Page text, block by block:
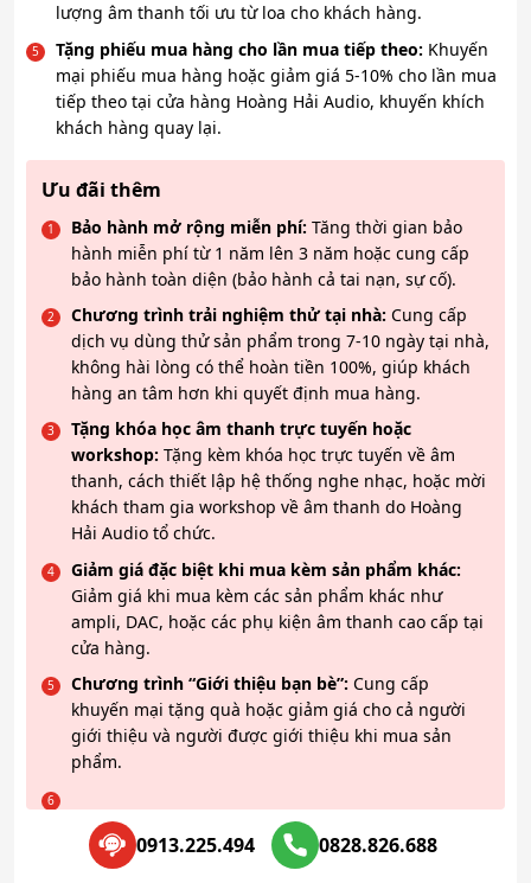
lượng âm thanh tối ưu từ loa cho khách hàng.
Tặng phiếu mua hàng cho lần mua tiếp theo: Khuyến
mại phiếu mua hàng hoặc giảm giá 5-10% cho lần mua
tiếp theo tại cửa hàng Hoàng Hải Audio, khuyến khích
khách hàng quay lại.
Ưu đãi thêm
Bảo hành mở rộng miễn phí: Tăng thời gian bảo
hành miễn phí từ 1 năm lên 3 năm hoặc cung cấp
bảo hành toàn diện (bảo hành cả tai nạn, sự cố).
Chương trình trải nghiệm thử tại nhà: Cung cấp
dịch vụ dùng thử sản phẩm trong 7-10 ngày tại nhà,
không hài lòng có thể hoàn tiền 100%, giúp khách
hàng an tâm hơn khi quyết định mua hàng.
Tặng khóa học âm thanh trực tuyến hoặc
workshop: Tặng kèm khóa học trực tuyến về âm
thanh, cách thiết lập hệ thống nghe nhạc, hoặc mời
khách tham gia workshop về âm thanh do Hoàng
Hải Audio tổ chức.
Giảm giá đặc biệt khi mua kèm sản phẩm khác:
Giảm giá khi mua kèm các sản phẩm khác như
ampli, DAC, hoặc các phụ kiện âm thanh cao cấp tại
cửa hàng.
Chương trình “Giới thiệu bạn bè”: Cung cấp
khuyến mại tặng quà hoặc giảm giá cho cả người
giới thiệu và người được giới thiệu khi mua sản
phẩm.
0913.225.494 0828.826.688